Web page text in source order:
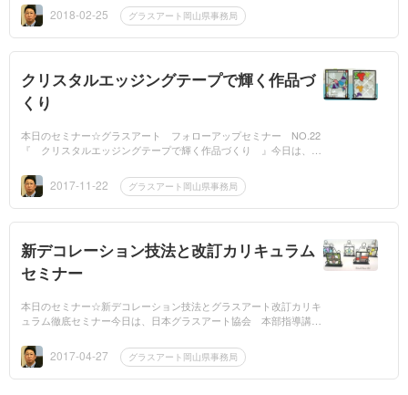
ラクターセ...2018-02-25 グラスアート岡山県事務局
クリスタルエッジングテープで輝く作品づ
くり
本日のセミナー☆グラスアート フォローアップセミナー NO.22
『 クリスタルエッジングテープで輝く作品づくり 』今日は、グ
催。新教...2017-11-22 グラスアート岡山県事務局
新デコレーション技法と改訂カリキュラム
セミナー
本日のセミナー☆新デコレーション技法とグラスアート改訂カリキ
ュラム徹底セミナー今日は、日本グラスアート協会 本部指導講師
ラクターの...2017-04-27 グラスアート岡山県事務局